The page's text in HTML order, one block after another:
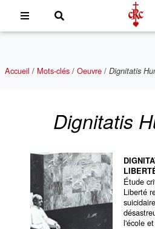
Accueil / Mots-clés / Oeuvre / Dignitatis
Dignitatis
Étude
Liberté
l'école